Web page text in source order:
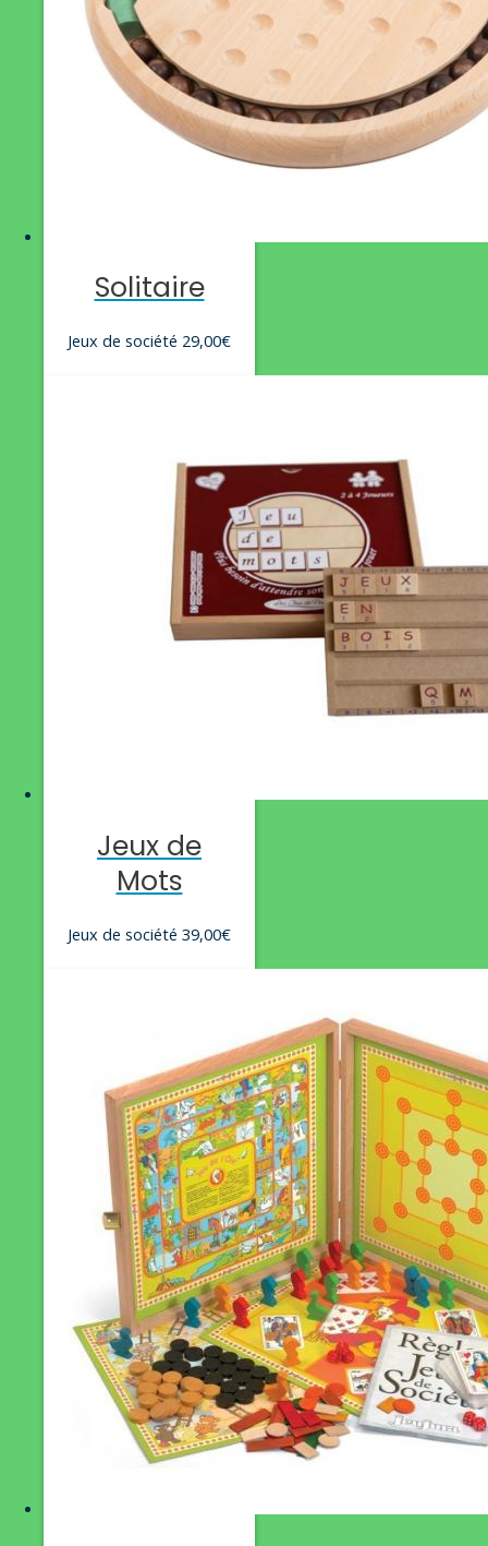
Solitaire
Jeux de société 29,00€
Jeux de
Mots
Jeux de société 39,00€